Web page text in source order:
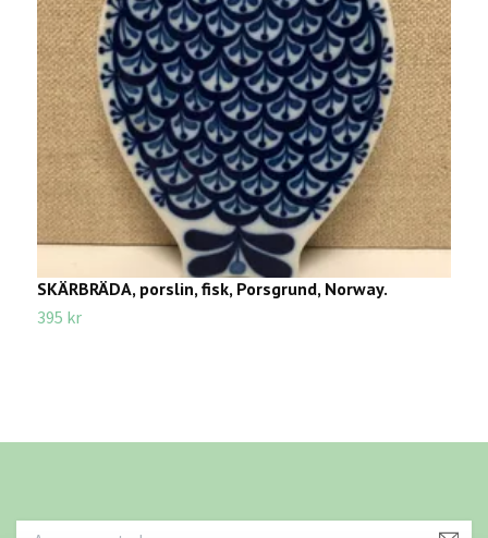
SKÄRBRÄDA, porslin, fisk, Porsgrund, Norway.
395 kr